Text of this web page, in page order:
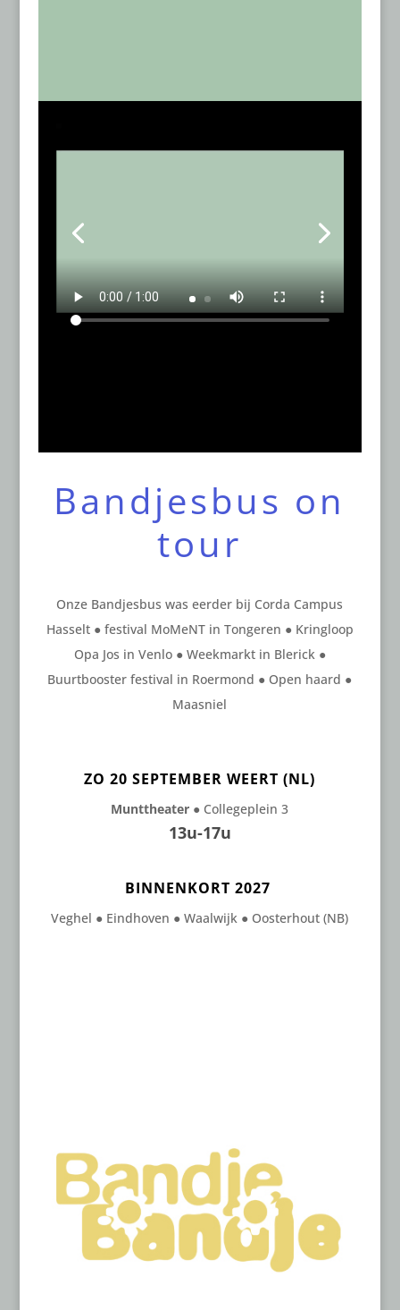
Bandjesbus on
tour
Onze Bandjesbus was eerder bij Corda Campus
Hasselt ● festival MoMeNT in Tongeren ● Kringloop
Opa Jos in Venlo ● Weekmarkt in Blerick ●
Buurtbooster festival in Roermond ● Open haard ●
Maasniel
ZO 20 SEPTEMBER WEERT (NL)
Munttheater ● Collegeplein 3
13u-17u
BINNENKORT 2027
Veghel ● Eindhoven ● Waalwijk ● Oosterhout (NB)